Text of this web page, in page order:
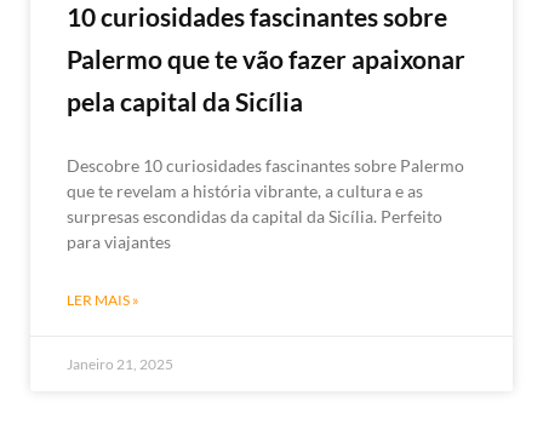
10 curiosidades fascinantes sobre
Palermo que te vão fazer apaixonar
pela capital da Sicília
Descobre 10 curiosidades fascinantes sobre Palermo
que te revelam a história vibrante, a cultura e as
surpresas escondidas da capital da Sicília. Perfeito
para viajantes
LER MAIS »
Janeiro 21, 2025